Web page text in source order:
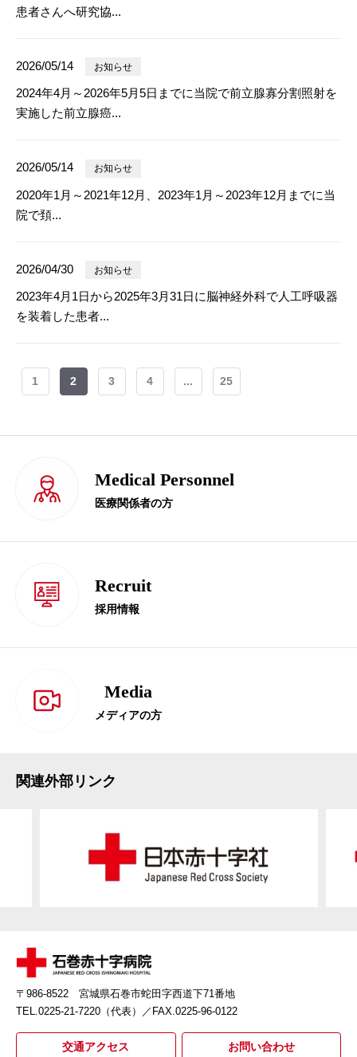
患者さんへ研究協...
2026/05/14 お知らせ
2024年4月～2026年5月5日までに当院で前立腺寡分割照射を
実施した前立腺癌...
2026/05/14 お知らせ
2020年1月～2021年12月、2023年1月～2023年12月までに当
院で頚...
2026/04/30 お知らせ
2023年4月1日から2025年3月31日に脳神経外科で人工呼吸器
を装着した患者...
1 2 3 4 ... 25
Medical Personnel
医療関係者の方
Recruit
採用情報
Media
メディアの方
関連外部リンク
〒986-8522 宮城県石巻市蛇田字西道下71番地
TEL.0225-21-7220（代表）
／FAX.0225-96-0122
交通アクセス お問い合わせ